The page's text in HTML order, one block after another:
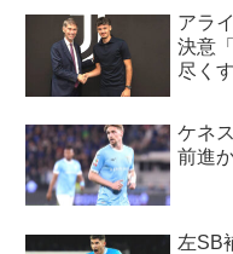
アラ
決意
尽くす
ケネ
前進
左SB